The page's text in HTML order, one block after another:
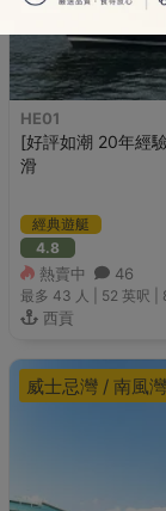
HE01
[好評如潮 20年經
滑
經典遊艇
4.8
熱賣中 46
最多 43 人 | 52 英呎
西貢
威士忌灣 / 南風